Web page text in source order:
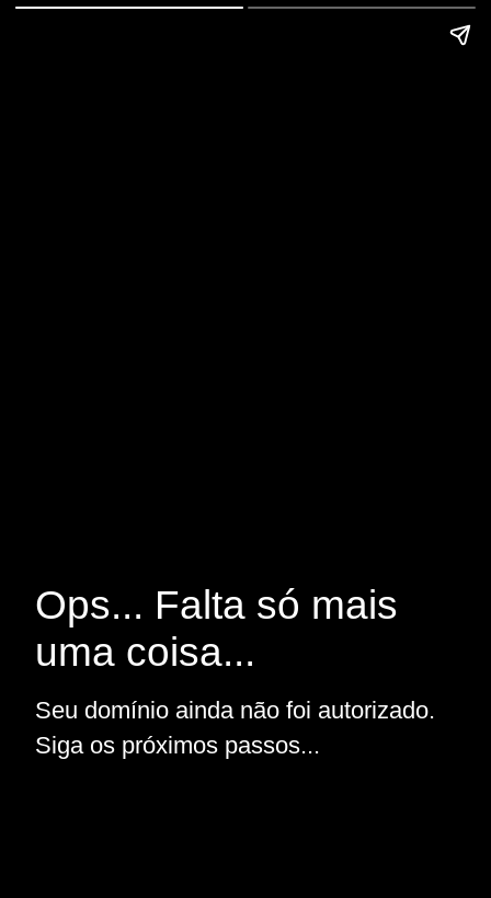
Ops... Falta só mais
uma coisa...
Seu domínio ainda não foi autorizado.
Siga os próximos passos...